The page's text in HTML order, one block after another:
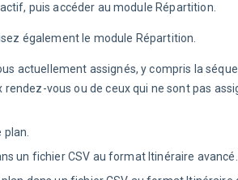
puis accéder au module Répartition.
également le module Répartition.
actuellement assignés, y compris la
vous ou de ceux qui ne sont pas
un fichier CSV au format Itinéraire avancé.